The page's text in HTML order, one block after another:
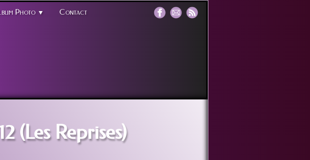
Photo ▼ Contact
(Les Reprises)